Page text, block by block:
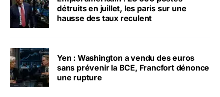
détruits en juillet, les paris sur une
hausse des taux reculent
Yen : Washington a vendu des euros
sans prévenir la BCE, Francfort dénonce
une rupture